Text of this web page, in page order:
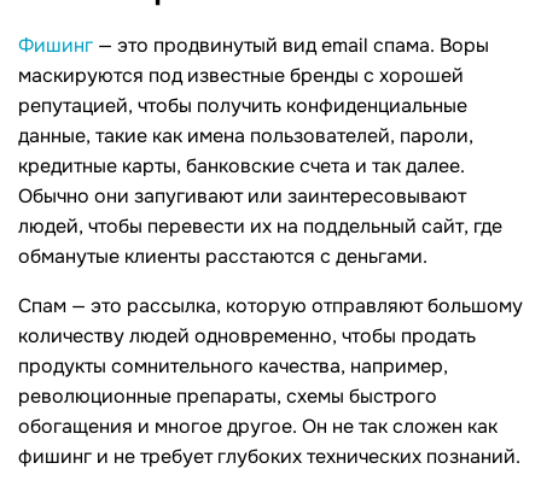
Фишинг — это продвинутый вид email спама. Воры
маскируются под известные бренды с хорошей
репутацией, чтобы получить конфиденциальные
данные, такие как имена пользователей, пароли,
кредитные карты, банковские счета и так далее.
Обычно они запугивают или заинтересовывают
людей, чтобы перевести их на поддельный сайт, где
обманутые клиенты расстаются с деньгами.
Cпам — это рассылка, которую отправляют большому
количеству людей одновременно, чтобы продать
продукты сомнительного качества, например,
революционные препараты, схемы быстрого
обогащения и многое другое. Он не так сложен как
фишинг и не требует глубоких технических познаний.